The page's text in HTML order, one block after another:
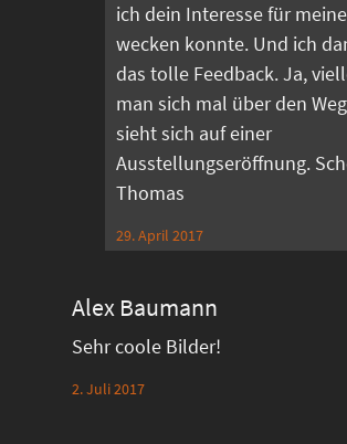
ich dein Interesse für
wecken konnte. Und ich
das tolle Feedback. Ja,
man sich mal über den
sieht sich auf einer
Ausstellungseröffnung.
Thomas
29. April 2017
Alex Baumann
Sehr coole Bilder!
2. Juli 2017